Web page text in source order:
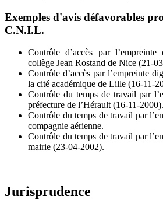
Exemples d'avis défavorables
C.N.I.L.
Contrôle d’accès par
collège Jean Rostand de Nice (21-
Contrôle d’accès par l’empreinte
la cité académique de Lille (16-11-
Contrôle du temps de travail par
préfecture de l’Hérault (16-11-2000).
Contrôle du temps de travail par
compagnie aérienne.
Contrôle du temps de travail par
mairie (23-04-2002).
Jurisprudence